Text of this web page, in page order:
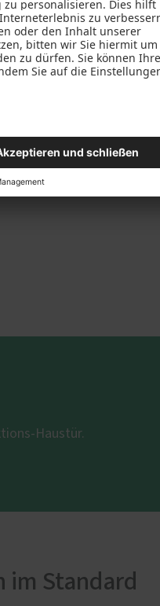
| Verkehrsweiß RAL
S 1020, 600 mm |
Rundrosette | Klarglas |
420 mm x 1090 mm
Haustür.
im Standard